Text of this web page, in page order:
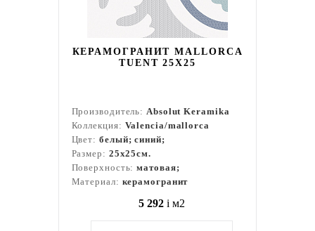
КЕРАМОГРАНИТ MALLORCA
TUENT 25X25
Производитель:Absolut Keramika
Коллекция: Valencia/mallorca
Цвет: белый; синий;
Размер: 25x25см.
Поверхность:матовая;
Материал: керамогранит
5 292 i м2